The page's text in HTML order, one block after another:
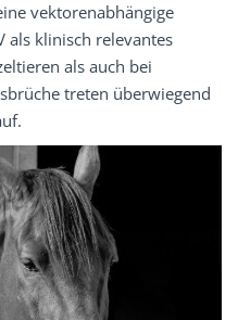
vektorenabhängige
als klinisch relevantes
als auch bei
treten überwiegend